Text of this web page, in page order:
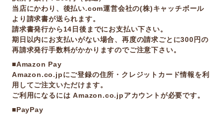
当店にかわり、後払い.com運営会社の(株)キャッチボール
より請求書が送られます。
請求書発行から14日後までにお支払い下さい。
期日以内にお支払いがない場合、再度の請求ごとに300円の
再請求発行手数料がかかりますのでご注意下さい。
■Amazon Pay
Amazon.co.jpにご登録の住所・クレジットカード情報を利
用してご注文いただけます。
ご利用になるには Amazon.co.jpアカウントが必要です。
■PayPay